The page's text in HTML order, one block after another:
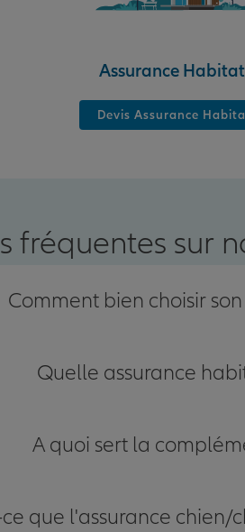
Assurance
Devis Assurance
fréquentes sur
Comment bien choisir
Quelle assurance
A quoi sert la
que l'assurance chien/